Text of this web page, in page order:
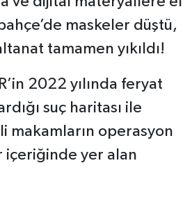
maskeler düştü,
tamamen yıkıldı!
2022 yılında feryat
suç haritası ile
makamların operasyon
içeriğinde yer alan